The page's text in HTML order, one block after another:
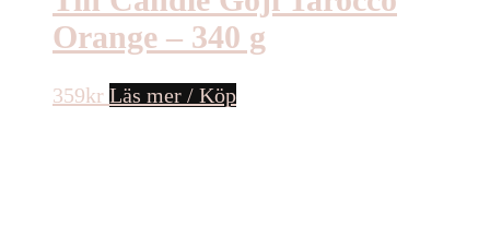
Orange – 340 g
359kr Läs mer / Köp